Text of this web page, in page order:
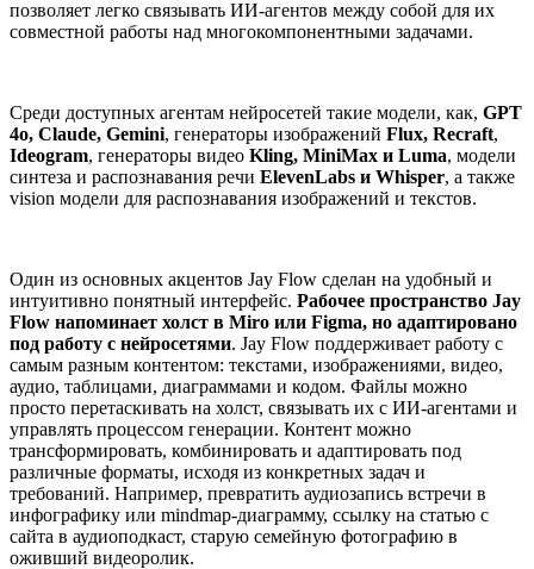
позволяет легко связывать ИИ-агентов между собой для их
совместной работы над многокомпонентными задачами.
Среди доступных агентам нейросетей такие модели, как, GPT
4o, Claude, Gemini, генераторы изображений Flux, Recraft,
Ideogram, генераторы видео Kling, MiniMax и Luma, модели
синтеза и распознавания речи ElevenLabs и Whisper, а также
vision модели для распознавания изображений и текстов.
Один из основных акцентов Jay Flow сделан на удобный и
интуитивно понятный интерфейс. Рабочее пространство Jay
Flow напоминает холст в Miro или Figma, но адаптировано
под работу с нейросетями. Jay Flow поддерживает работу с
самым разным контентом: текстами, изображениями, видео,
аудио, таблицами, диаграммами и кодом. Файлы можно
просто перетаскивать на холст, связывать их с ИИ-агентами и
управлять процессом генерации. Контент можно
трансформировать, комбинировать и адаптировать под
различные форматы, исходя из конкретных задач и
требований. Например, превратить аудиозапись встречи в
инфографику или mindmap-диаграмму, ссылку на статью с
сайта в аудиоподкаст, старую семейную фотографию в
оживший видеоролик.